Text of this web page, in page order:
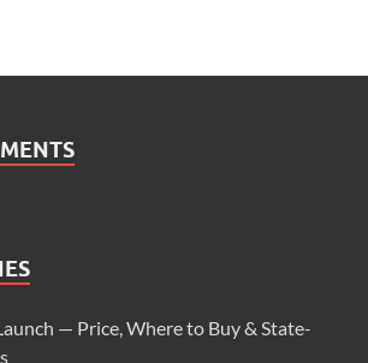
— Price, Where to Buy & State-